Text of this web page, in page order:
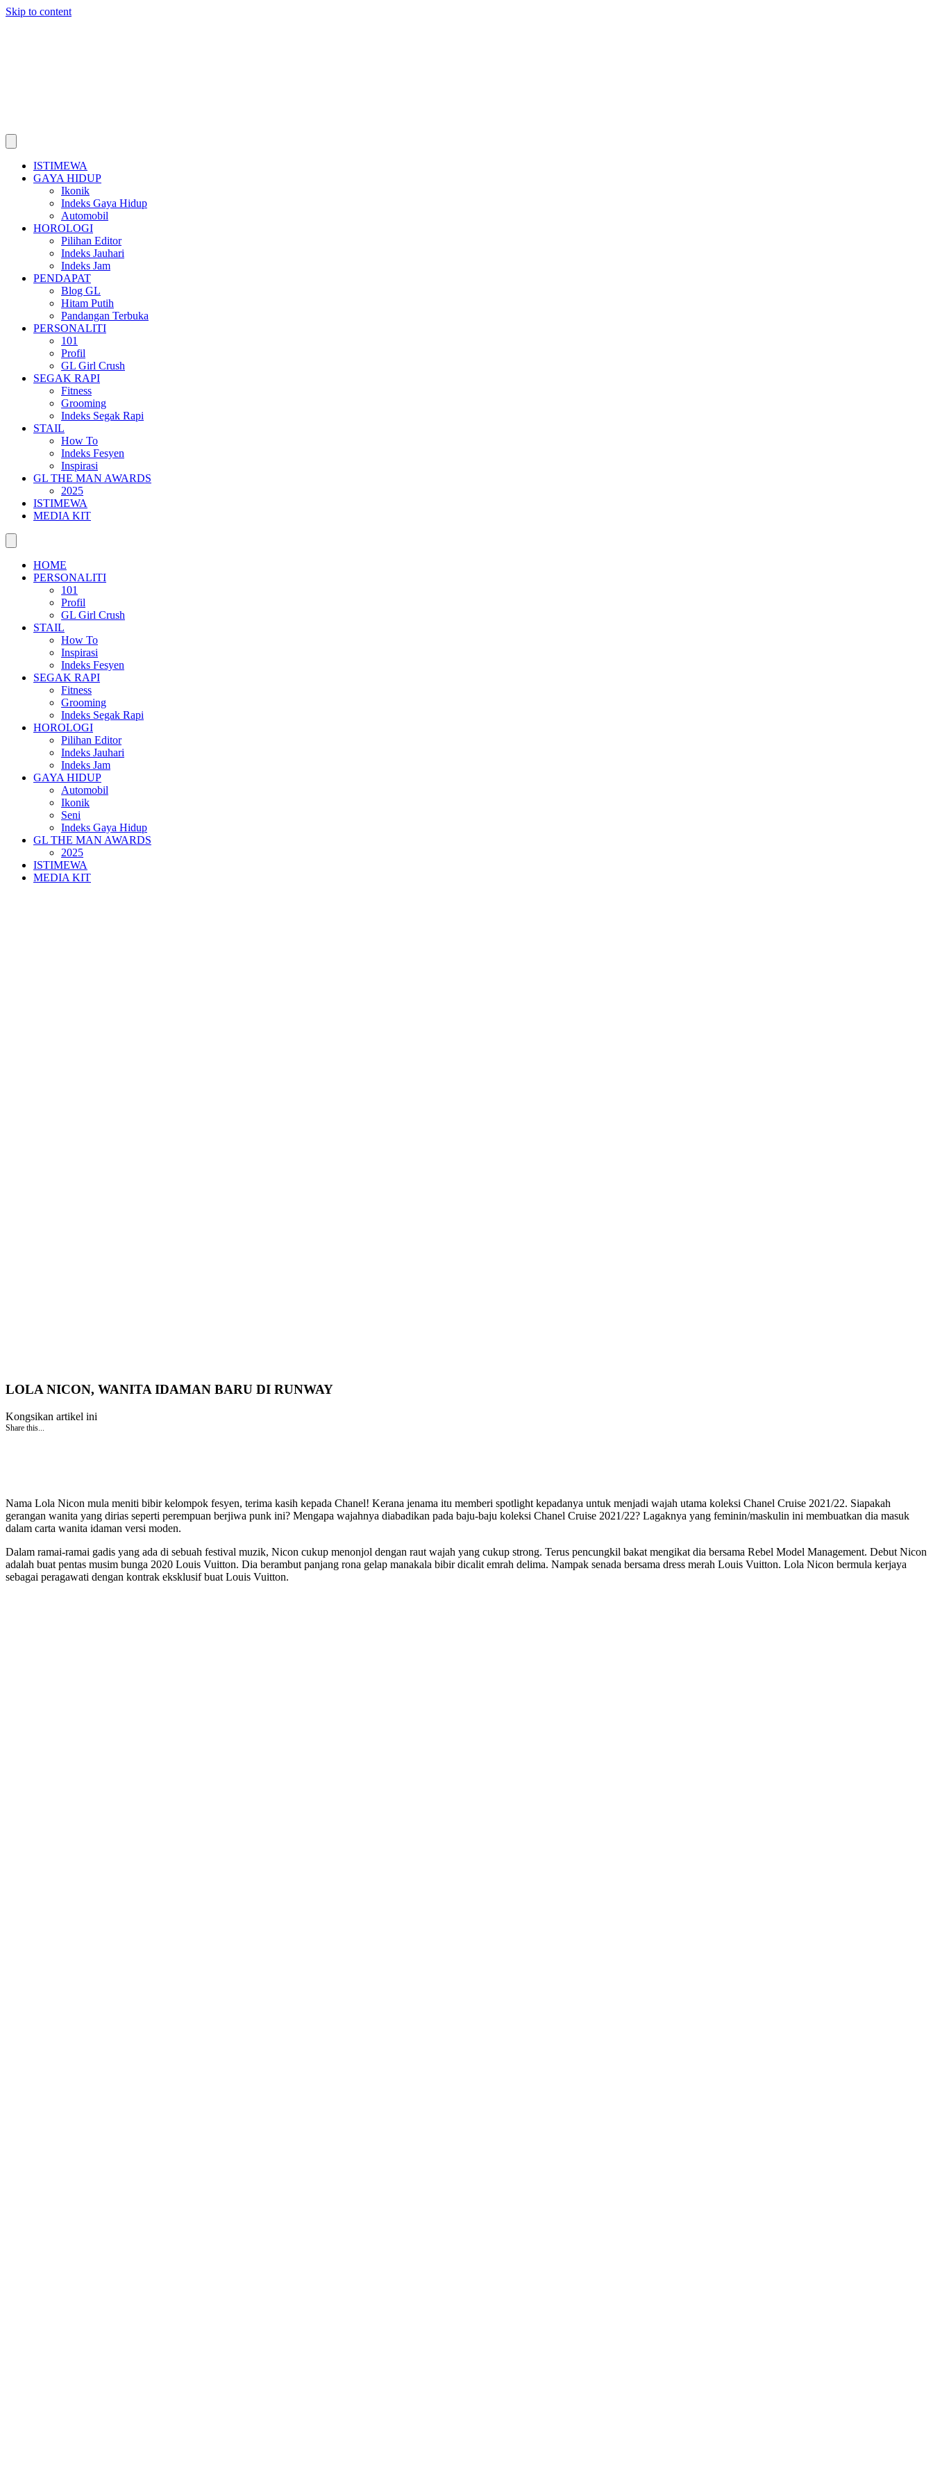
Skip to content
ISTIMEWA
GAYA HIDUP
Ikonik
Indeks Gaya Hidup
Automobil
HOROLOGI
Pilihan Editor
Indeks Jauhari
Indeks Jam
PENDAPAT
Blog GL
Hitam Putih
Pandangan Terbuka
PERSONALITI
101
Profil
GL Girl Crush
SEGAK RAPI
Fitness
Grooming
Indeks Segak Rapi
STAIL
How To
Indeks Fesyen
Inspirasi
GL THE MAN AWARDS
2025
ISTIMEWA
MEDIA KIT
HOME
PERSONALITI
101
Profil
GL Girl Crush
STAIL
How To
Inspirasi
Indeks Fesyen
SEGAK RAPI
Fitness
Grooming
Indeks Segak Rapi
HOROLOGI
Pilihan Editor
Indeks Jauhari
Indeks Jam
GAYA HIDUP
Automobil
Ikonik
Seni
Indeks Gaya Hidup
GL THE MAN AWARDS
2025
ISTIMEWA
MEDIA KIT
LOLA NICON, WANITA IDAMAN BARU DI RUNWAY
Kongsikan artikel ini
Share this...
Nama Lola Nicon mula meniti bibir kelompok fesyen, terima kasih kepada Chanel! Kerana jenama itu memberi spotlight kepadanya untuk menjadi wajah utama koleksi Chanel Cruise 2021/22. Siapakah
gerangan wanita yang dirias seperti perempuan berjiwa punk ini? Mengapa wajahnya diabadikan pada baju-baju koleksi Chanel Cruise 2021/22? Lagaknya yang feminin/maskulin ini membuatkan dia masuk
dalam carta wanita idaman versi moden.
Dalam ramai-ramai gadis yang ada di sebuah festival muzik, Nicon cukup menonjol dengan raut wajah yang cukup strong. Terus pencungkil bakat mengikat dia bersama Rebel Model Management. Debut Nicon
adalah buat pentas musim bunga 2020 Louis Vuitton. Dia berambut panjang rona gelap manakala bibir dicalit emrah delima. Nampak senada bersama dress merah Louis Vuitton. Lola Nicon bermula kerjaya
sebagai peragawati dengan kontrak eksklusif buat Louis Vuitton.